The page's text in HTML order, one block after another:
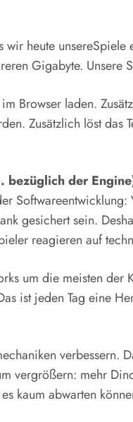
heute
Gigabyte. Unsere
Browser laden.
Zusätzlich löst das
bezüglich der
gesichert sein.
reagieren auf
um die meisten
ist jeden Tag eine
verbessern.
vergrößern: mehr
kaum abwarten